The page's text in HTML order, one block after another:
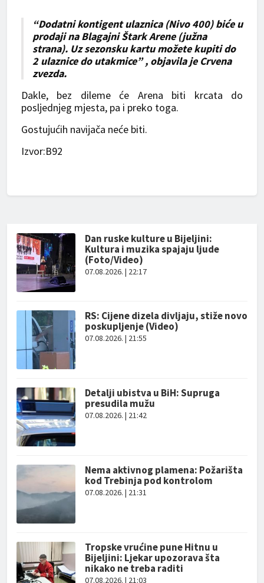
“Dodatni kontigent ulaznica (Nivo 400) biće u
prodaji na Blagajni Štark Arene (južna
strana). Uz sezonsku kartu možete kupiti do
2 ulaznice do utakmice” , objavila je Crvena
zvezda.
Dakle, bez dileme će Arena biti krcata do
posljednjeg mjesta, pa i preko toga.
Gostujućih navijača neće biti.
Izvor:B92
Dan ruske kulture u Bijeljini:
Kultura i muzika spajaju ljude
(Foto/Video)
07.08.2026. | 22:17
RS: Cijene dizela divljaju, stiže novo
poskupljenje (Video)
07.08.2026. | 21:55
Detalji ubistva u BiH: Supruga
presudila mužu
07.08.2026. | 21:42
Nema aktivnog plamena: Požarišta
kod Trebinja pod kontrolom
07.08.2026. | 21:31
Tropske vrućine pune Hitnu u
Bijeljini: Ljekar upozorava šta
nikako ne treba raditi
07.08.2026. | 21:03